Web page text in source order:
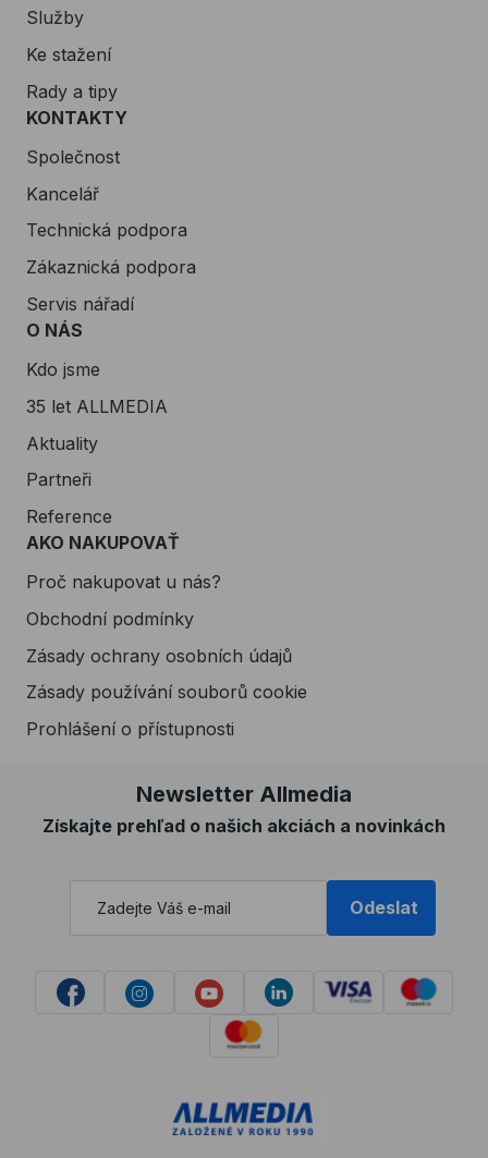
Služby
Ke stažení
Rady a tipy
KONTAKTY
Společnost
Kancelář
Technická podpora
Zákaznická podpora
Servis nářadí
O NÁS
Kdo jsme
35 let ALLMEDIA
Aktuality
Partneři
Reference
AKO NAKUPOVAŤ
Proč nakupovat u nás?
Obchodní podmínky
Zásady ochrany osobních údajů
Zásady používání souborů cookie
Prohlášení o přístupnosti
Newsletter Allmedia
Získajte prehľad o našich akciách a novinkách
Odeslat